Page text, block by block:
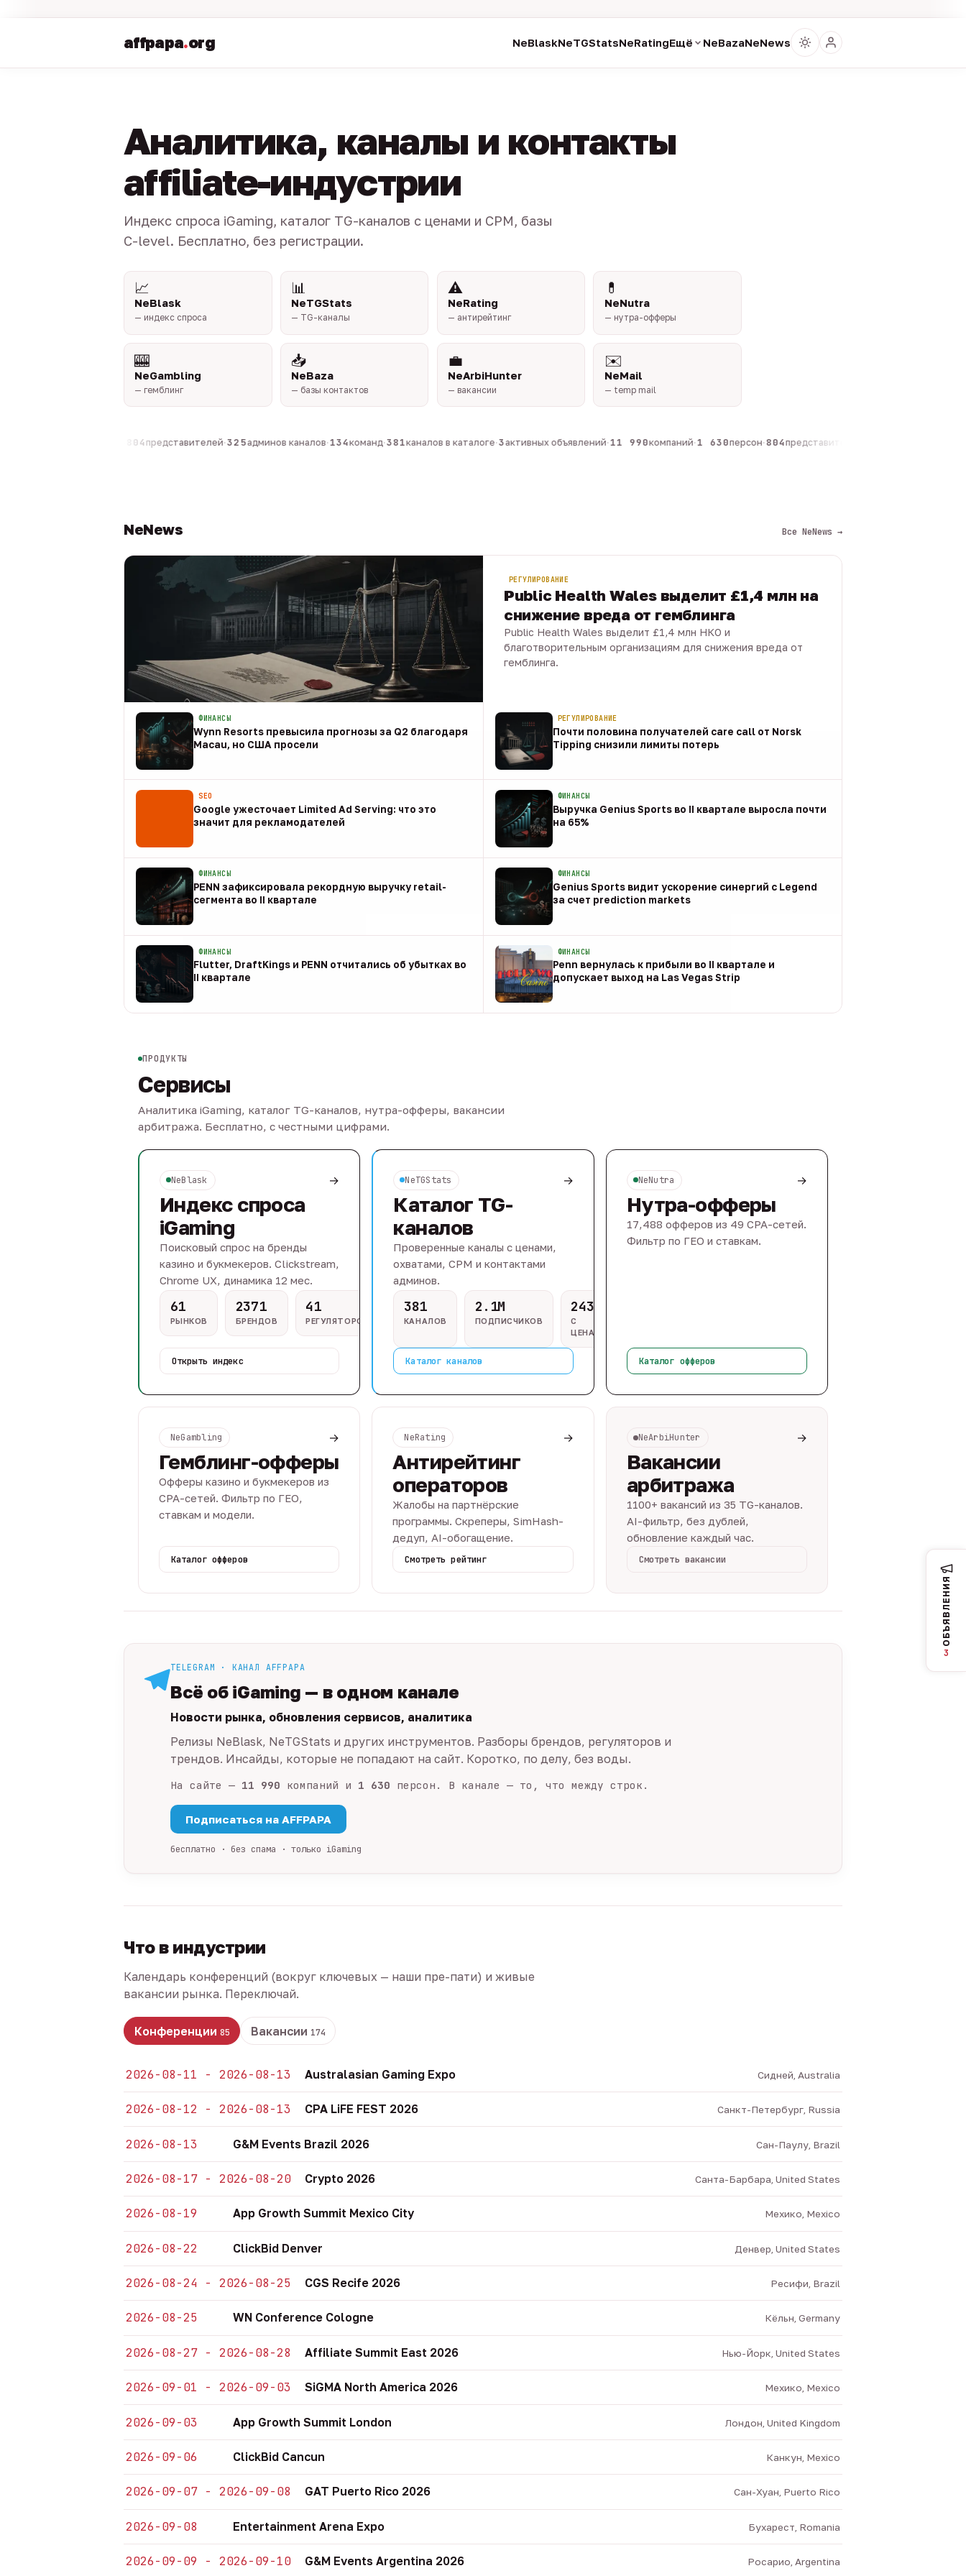
affpapa.org NeBlaskNeTGStatsNeRatingЕщё NeBazaNeNews
Аналитика, каналы и контакты
affiliate-индустрии
Индекс спроса iGaming, каталог TG-каналов с ценами и CPM, базы
C-level. Бесплатно, без регистрации.
📈
NeBlask
— индекс спроса
📊
NeTGStats
— TG-каналы
⚠️
NeRating
— антирейтинг
💊
NeNutra
— нутра-офферы
🎰
NeGambling
— гемблинг
📥
NeBaza
— базы контактов
💼
NeArbiHunter
— вакансии
✉️
NeMail
— temp mail
804представителей·325админов каналов·134команд·381каналов в каталоге·3активных объявлений·11 990компаний·1 630персон·804представителей
NeNews Все NeNews →
РЕГУЛИРОВАНИЕ
Public Health Wales выделит £1,4 млн на
снижение вреда от гемблинга
Public Health Wales выделит £1,4 млн НКО и
благотворительным организациям для снижения вреда от
гемблинга.
ФИНАНСЫ
Wynn Resorts превысила прогнозы за Q2 благодаря
Macau, но США просели
РЕГУЛИРОВАНИЕ
Почти половина получателей care call от Norsk
Tipping снизили лимиты потерь
08 авг
SEO
Google ужесточает Limited Ad Serving: что это
значит для рекламодателей
ФИНАНСЫ
Выручка Genius Sports во II квартале выросла почти
на 65%
08 авг
ФИНАНСЫ
PENN зафиксировала рекордную выручку retail-
сегмента во II квартале
ФИНАНСЫ
Genius Sports видит ускорение синергий с Legend
за счет prediction markets
08 авг
ФИНАНСЫ
Flutter, DraftKings и PENN отчитались об убытках во
II квартале
ФИНАНСЫ
Penn вернулась к прибыли во II квартале и
допускает выход на Las Vegas Strip
08 авг
ПРОДУКТЫ
Сервисы
Аналитика iGaming, каталог TG-каналов, нутра-офферы, вакансии
арбитража. Бесплатно, с честными цифрами.
NeBlask →
Индекс спроса
iGaming
Поисковый спрос на бренды
казино и букмекеров. Clickstream,
Chrome UX, динамика 12 мес.
61
РЫНКОВ
2371
БРЕНДОВ
41
РЕГУЛЯТОРОВ
Открыть индекс
NeTGStats →
Каталог TG-
каналов
Проверенные каналы с ценами,
охватами, CPM и контактами
админов.
381
КАНАЛОВ
2.1M
ПОДПИСЧИКОВ
243
С
ЦЕНАМИ
Каталог каналов
NeNutra →
Нутра-офферы
17,488 офферов из 49 CPA-сетей.
Фильтр по ГЕО и ставкам.
Каталог офферов
NeGambling →
Гемблинг-офферы
Офферы казино и букмекеров из
CPA-сетей. Фильтр по ГЕО,
ставкам и модели.
Каталог офферов
NeRating →
Антирейтинг
операторов
Жалобы на партнёрские
программы. Скреперы, SimHash-
дедуп, AI-обогащение.
Смотреть рейтинг
NeArbiHunter →
Вакансии
арбитража
1100+ вакансий из 35 TG-каналов.
AI-фильтр, без дублей,
обновление каждый час.
Смотреть вакансии
TELEGRAM · КАНАЛ AFFPAPA
Всё об iGaming — в одном канале
Новости рынка, обновления сервисов, аналитика
Релизы NeBlask, NeTGStats и других инструментов. Разборы брендов, регуляторов и
трендов. Инсайды, которые не попадают на сайт. Коротко, по делу, без воды.
На сайте — 11 990 компаний и 1 630 персон. В канале — то, что между строк.
Подписаться на AFFPAPA
бесплатно · без спама · только iGaming
Что в индустрии
Календарь конференций (вокруг ключевых — наши пре-пати) и живые
вакансии рынка. Переключай.
Конференции 85 Вакансии 174
2026-08-11 - 2026-08-13 Australasian Gaming Expo Сидней, Australia
2026-08-12 - 2026-08-13 CPA LiFE FEST 2026 Санкт-Петербург, Russia
2026-08-13 G&M Events Brazil 2026 Сан-Паулу, Brazil
2026-08-17 - 2026-08-20 Crypto 2026 Санта-Барбара, United States
2026-08-19 App Growth Summit Mexico City Мехико, Mexico
2026-08-22 ClickBid Denver Денвер, United States
2026-08-24 - 2026-08-25 CGS Recife 2026 Ресифи, Brazil
2026-08-25 WN Conference Cologne Кёльн, Germany
2026-08-27 - 2026-08-28 Affiliate Summit East 2026 Нью-Йорк, United States
2026-09-01 - 2026-09-03 SiGMA North America 2026 Мехико, Mexico
2026-09-03 App Growth Summit London Лондон, United Kingdom
2026-09-06 ClickBid Cancun Канкун, Mexico
2026-09-07 - 2026-09-08 GAT Puerto Rico 2026 Сан-Хуан, Puerto Rico
2026-09-08 Entertainment Arena Expo Бухарест, Romania
2026-09-09 - 2026-09-10 G&M Events Argentina 2026 Росарио, Argentina
ОБЪЯВЛЕНИЯ
3